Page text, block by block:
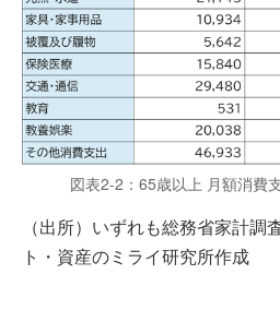
図表2-2：65歳以上 月額消費
（出所）いずれも総務省家計調
ト・資産のミライ研究所作成